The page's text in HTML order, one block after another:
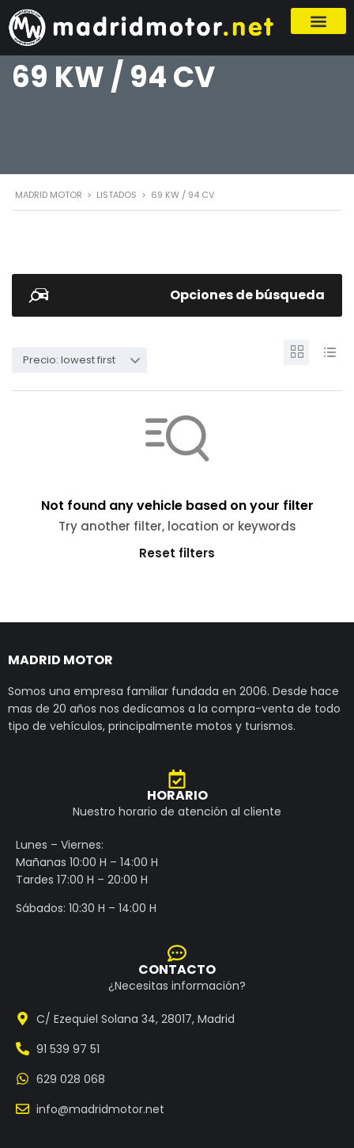
69 KW / 94 CV
MADRID MOTOR > LISTADOS > 69 KW / 94 CV
Opciones de búsqueda
Precio: lowest first
Not found any vehicle based on your filter
Try another filter, location or keywords
Reset filters
MADRID MOTOR
Somos una empresa familiar fundada en 2006. Desde hace
mas de 20 años nos dedicamos a la compra-venta de todo
tipo de vehículos, principalmente motos y turismos.
HORARIO
Nuestro horario de atención al cliente
Lunes – Viernes:
Mañanas 10:00 H – 14:00 H
Tardes 17:00 H – 20:00 H
Sábados: 10:30 H – 14:00 H
CONTACTO
¿Necesitas información?
C/ Ezequiel Solana 34, 28017, Madrid
91 539 97 51
629 028 068
info@madridmotor.net